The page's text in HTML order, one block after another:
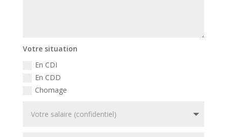
Votre situation
En CDI
En CDD
Chomage